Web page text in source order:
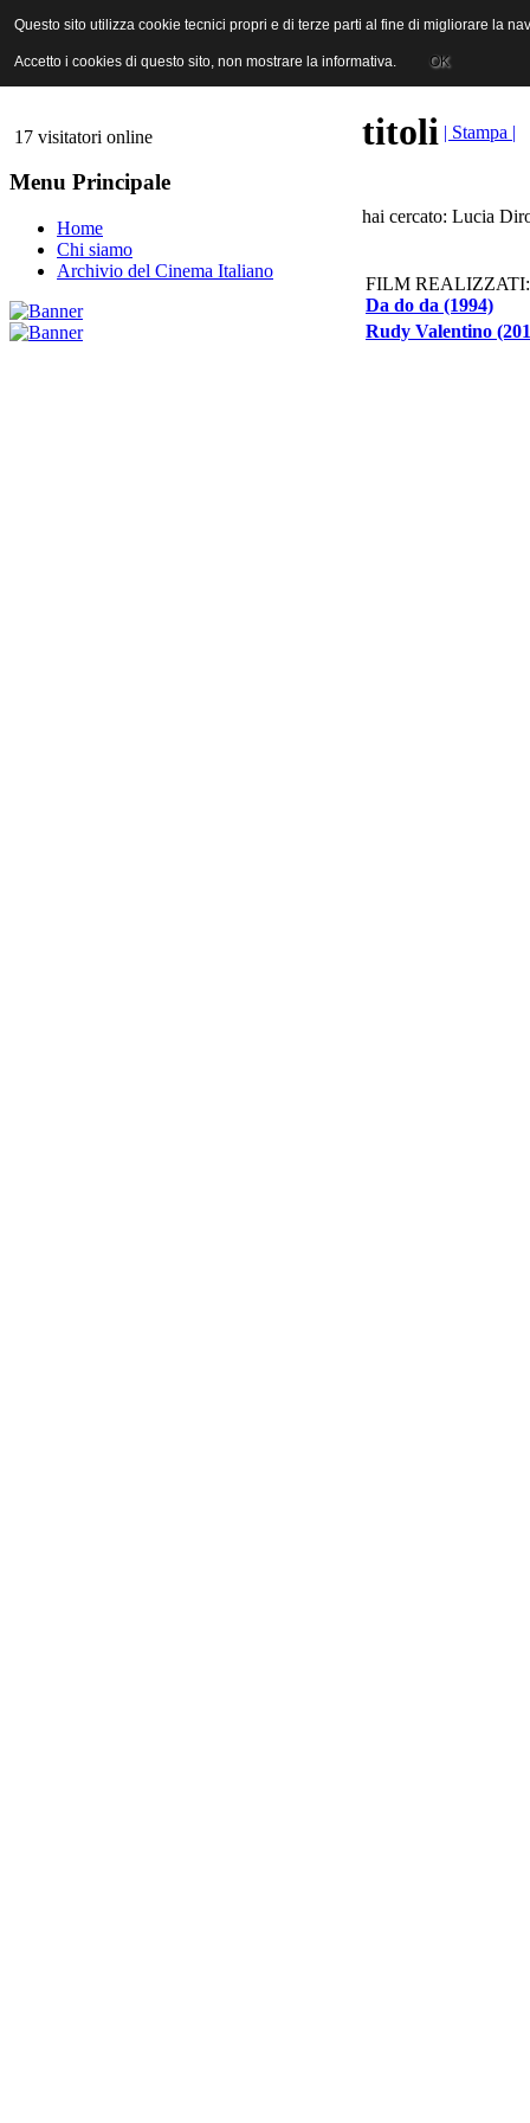
ANICA | Associazione Nazionale Industrie Cinematografiche
17 visitatori online
Menu Principale
Home
Chi siamo
Archivio del Cinema Italiano
titoli | Stampa |
hai cercato: Lucia
FILM REALIZZATI:
Da do da (1994)
Rudy Valentino
Questo sito utilizza cookie tecnici propri e di terze parti al fine di migliorare la
Accetto i cookies di questo sito, non mostrare la informativa. OK
Questo sito utilizza cookie tecnici propri e di terze parti al fine di migliorare la
Accetto i cookies di questo sito, non mostrare la informativa. OK